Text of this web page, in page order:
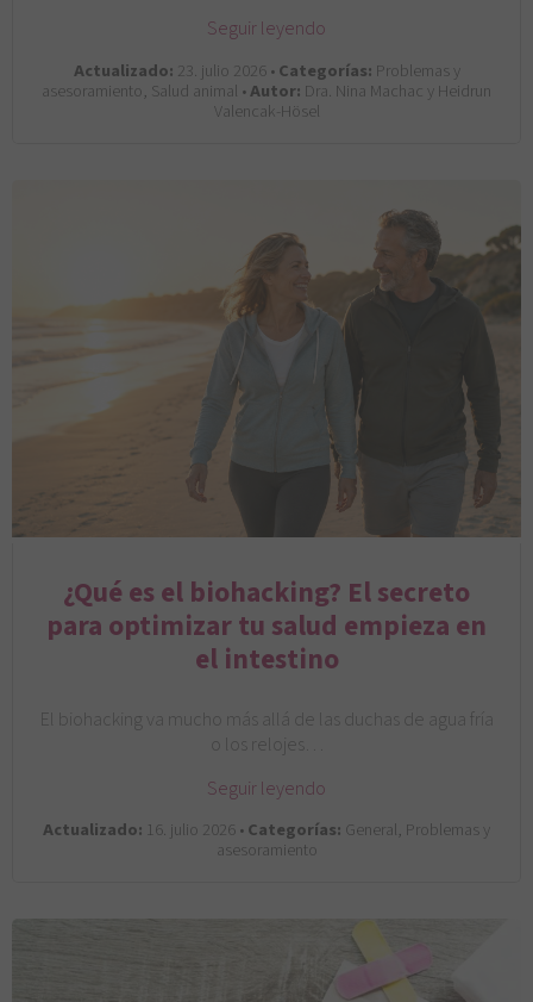
Seguir leyendo
Actualizado: 23. julio 2026 •Categorías: Problemas y
asesoramiento, Salud animal •Autor: Dra. Nina Machac y Heidrun
Valencak-Hösel
¿Qué es el biohacking? El secreto
para optimizar tu salud empieza en
el intestino
El biohacking va mucho más allá de las duchas de agua fría
o los relojes…
Seguir leyendo
Actualizado: 16. julio 2026 •Categorías: General, Problemas y
asesoramiento